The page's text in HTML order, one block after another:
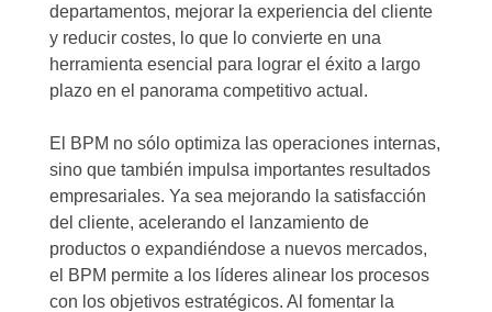
departamentos, mejorar la experiencia del cliente
y reducir costes, lo que lo convierte en una
herramienta esencial para lograr el éxito a largo
plazo en el panorama competitivo actual.
El BPM no sólo optimiza las operaciones internas,
sino que también impulsa importantes resultados
empresariales. Ya sea mejorando la satisfacción
del cliente, acelerando el lanzamiento de
productos o expandiéndose a nuevos mercados,
el BPM permite a los líderes alinear los procesos
con los objetivos estratégicos. Al fomentar la